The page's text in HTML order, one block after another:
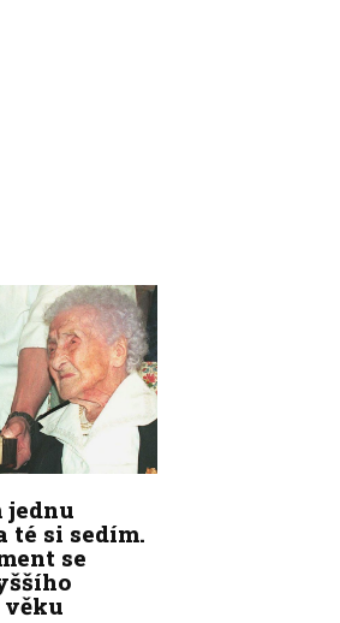
jednu
té si sedím.
se
věku